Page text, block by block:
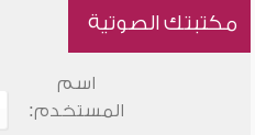
مكتبتك الصوتية
اسم
المستخدم: